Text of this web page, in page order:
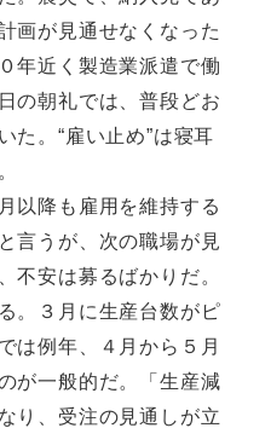
画が見通せなくなった
年近く製造業派遣で働
の朝礼では、普段どお
た。“雇い止め”は寝耳
以降も雇用を維持する
言うが、次の職場が見
不安は募るばかりだ。
。３月に生産台数がピ
は例年、４月から５月
が一般的だ。「生産減
り、受注の見通しが立